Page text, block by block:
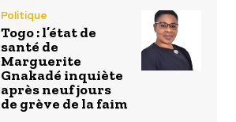
Politique
Togo : l’état de
santé de
Marguerite
Gnakadé inquiète
après neuf jours
de grève de la faim